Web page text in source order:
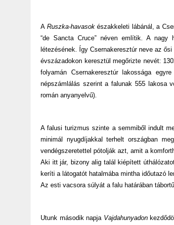
A Ruszka-havasokészakkeleti lábánál, a
“de Sancta Cruce” néven említik. A nagy
létezésének. Így Csernakeresztúr neve az
évszázadokon keresztül megőrizte nevét:
folyamán Csernakeresztúr lakossága
népszámlálás szerint a falunak 555 lakosa
román anyanyelvű).
A falusi turizmus szinte a semmiből indult
minimál nyugdíjakkal terhelt országban
vendégszeretettel pótolják azt, amit a
Aki itt jár, bizony alig talál kiépített
keríti a látogatót hatalmába mintha időutazó
Az esti vacsora súlyát a falu határában
Utunk második napja Vajdahunyadon